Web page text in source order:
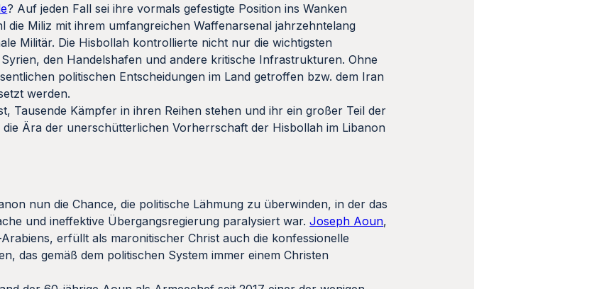
? Auf jeden Fall sei ihre vormals gefestigte Position ins Wanken
die Miliz mit ihrem umfangreichen Waffenarsenal jahrzehntelang
Militär. Die Hisbollah kontrollierte nicht nur die wichtigsten
den Handelshafen und andere kritische Infrastrukturen. Ohne
politischen Entscheidungen im Land getroffen bzw. dem Iran
werden.
Tausende Kämpfer in ihren Reihen stehen und ihr ein großer Teil der
Ära der unerschütterlichen Vorherrschaft der Hisbollah im Libanon
nun die Chance, die politische Lähmung zu überwinden, in der das
und ineffektive Übergangsregierung paralysiert war.Joseph Aoun,
erfüllt als maronitischer Christ auch die konfessionelle
das gemäß dem politischen System immer einem Christen